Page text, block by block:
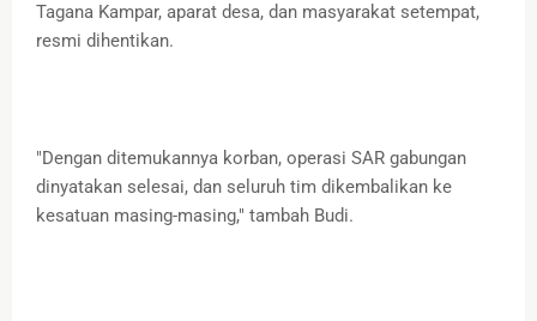
Tagana Kampar, aparat desa, dan masyarakat setempat,
resmi dihentikan.
"Dengan ditemukannya korban, operasi SAR gabungan
dinyatakan selesai, dan seluruh tim dikembalikan ke
kesatuan masing-masing," tambah Budi.